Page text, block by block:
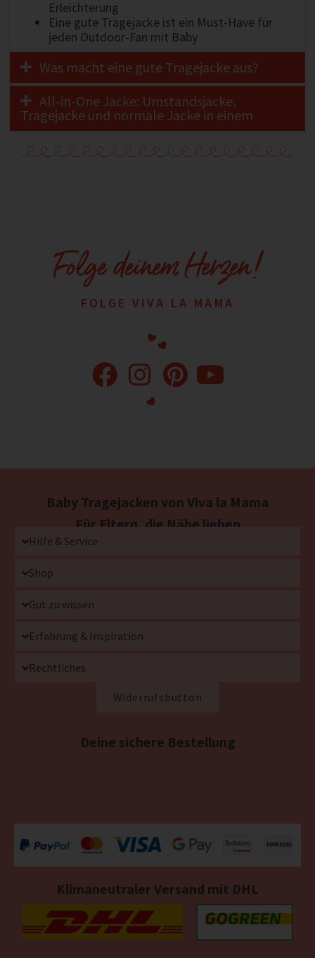
Erleichterung
Eine gute Tragejacke ist ein Must-Have für
jeden Outdoor-Fan mit Baby
Was macht eine gute Tragejacke aus?
All-in-One Jacke: Umstandsjacke,
Tragejacke und normale Jacke in einem
Folge deinem Herzen!
FOLGE VIVA LA MAMA
Baby Tragejacken von Viva la Mama
Für Eltern, die Nähe lieben
Hilfe & Service
Shop
Gut zu wissen
Erfahrung & Inspiration
Rechtliches
Widerrufsbutton
Deine sichere Bestellung
Klimaneutraler Versand mit DHL